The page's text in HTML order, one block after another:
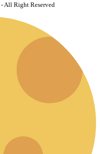
- All Right Reserved